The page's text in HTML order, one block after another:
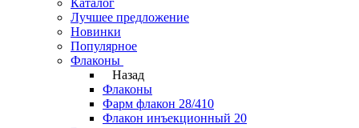
Каталог
Лучшее предложение
Новинки
Популярное
Флаконы
Назад
Флаконы
Фарм флакон 28/410
Флакон инъекционный 20